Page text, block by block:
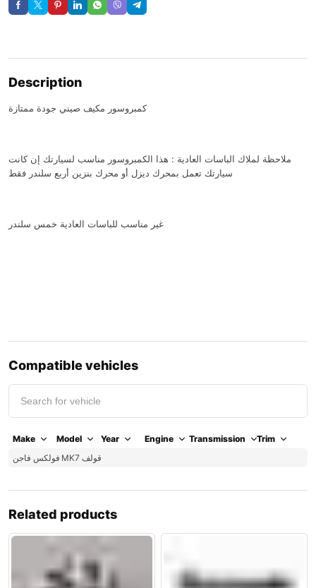
Description
كمبروسور مكيف صيني جودة ممتازة
ملاحظة لملاك الباسات العادية : هذا الكمبروسور مناسب لسيارتك إن كانت
سيارتك تعمل بمحرك ديزل أو محرك بنزين أربع سلندر فقط
غير مناسب للباسات العادية خمس سلندر
Compatible vehicles
Make Model Year Engine Transmission
Trim
فولكس فاجن
MK7 قولف
Related products